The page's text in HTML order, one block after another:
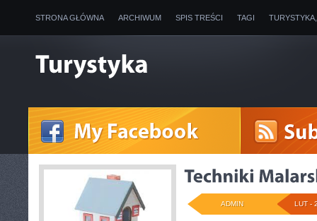
STRONA GŁÓWNA ARCHIWUM SPIS TREŚCI TAGI
LUT -
ADMIN